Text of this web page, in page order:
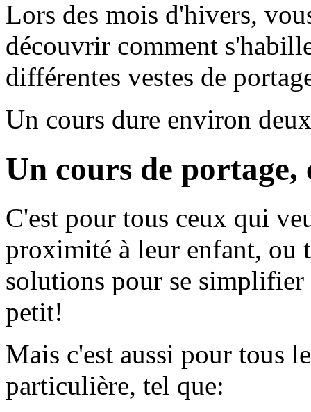
Lors des mois d'hivers,
découvrir comment
différentes vestes de
Un cours dure environ
Un cours de
C'est pour tous ceux qui
proximité à leur enfant, ou
solutions pour se
petit!
Mais c'est aussi pour tous
particulière, tel que: